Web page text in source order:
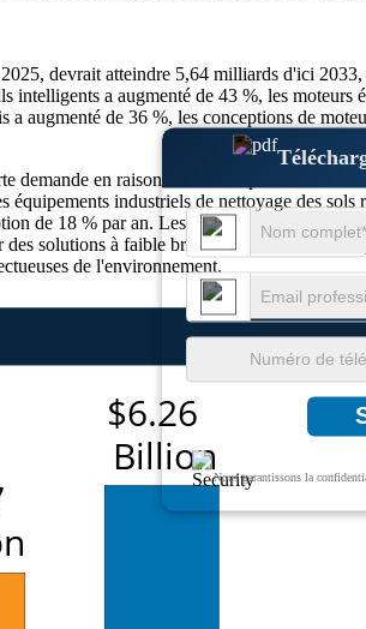
Nous garantissons la
devrait atteindre 5,64 milliards d'ici
intelligents a augmenté de 43 %, les
a augmenté de 36 %, les conceptions de
demande en raison de son adoption
équipements industriels de nettoyage des
de 18 % par an. Les conceptions de
solutions à faible bruit et économes en
de l'environnement.